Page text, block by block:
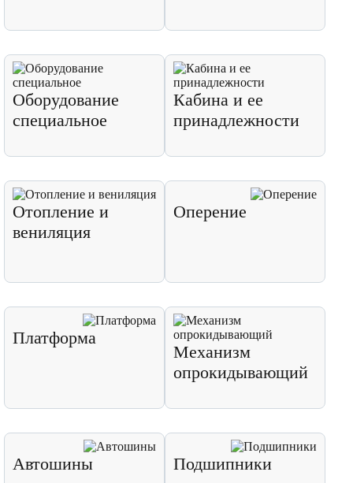
Оборудование
специальное
Кабина и ее
принадлежности
Отопление и
вениляция
Оперение
Платформа
Механизм
опрокидывающий
Автошины Подшипники